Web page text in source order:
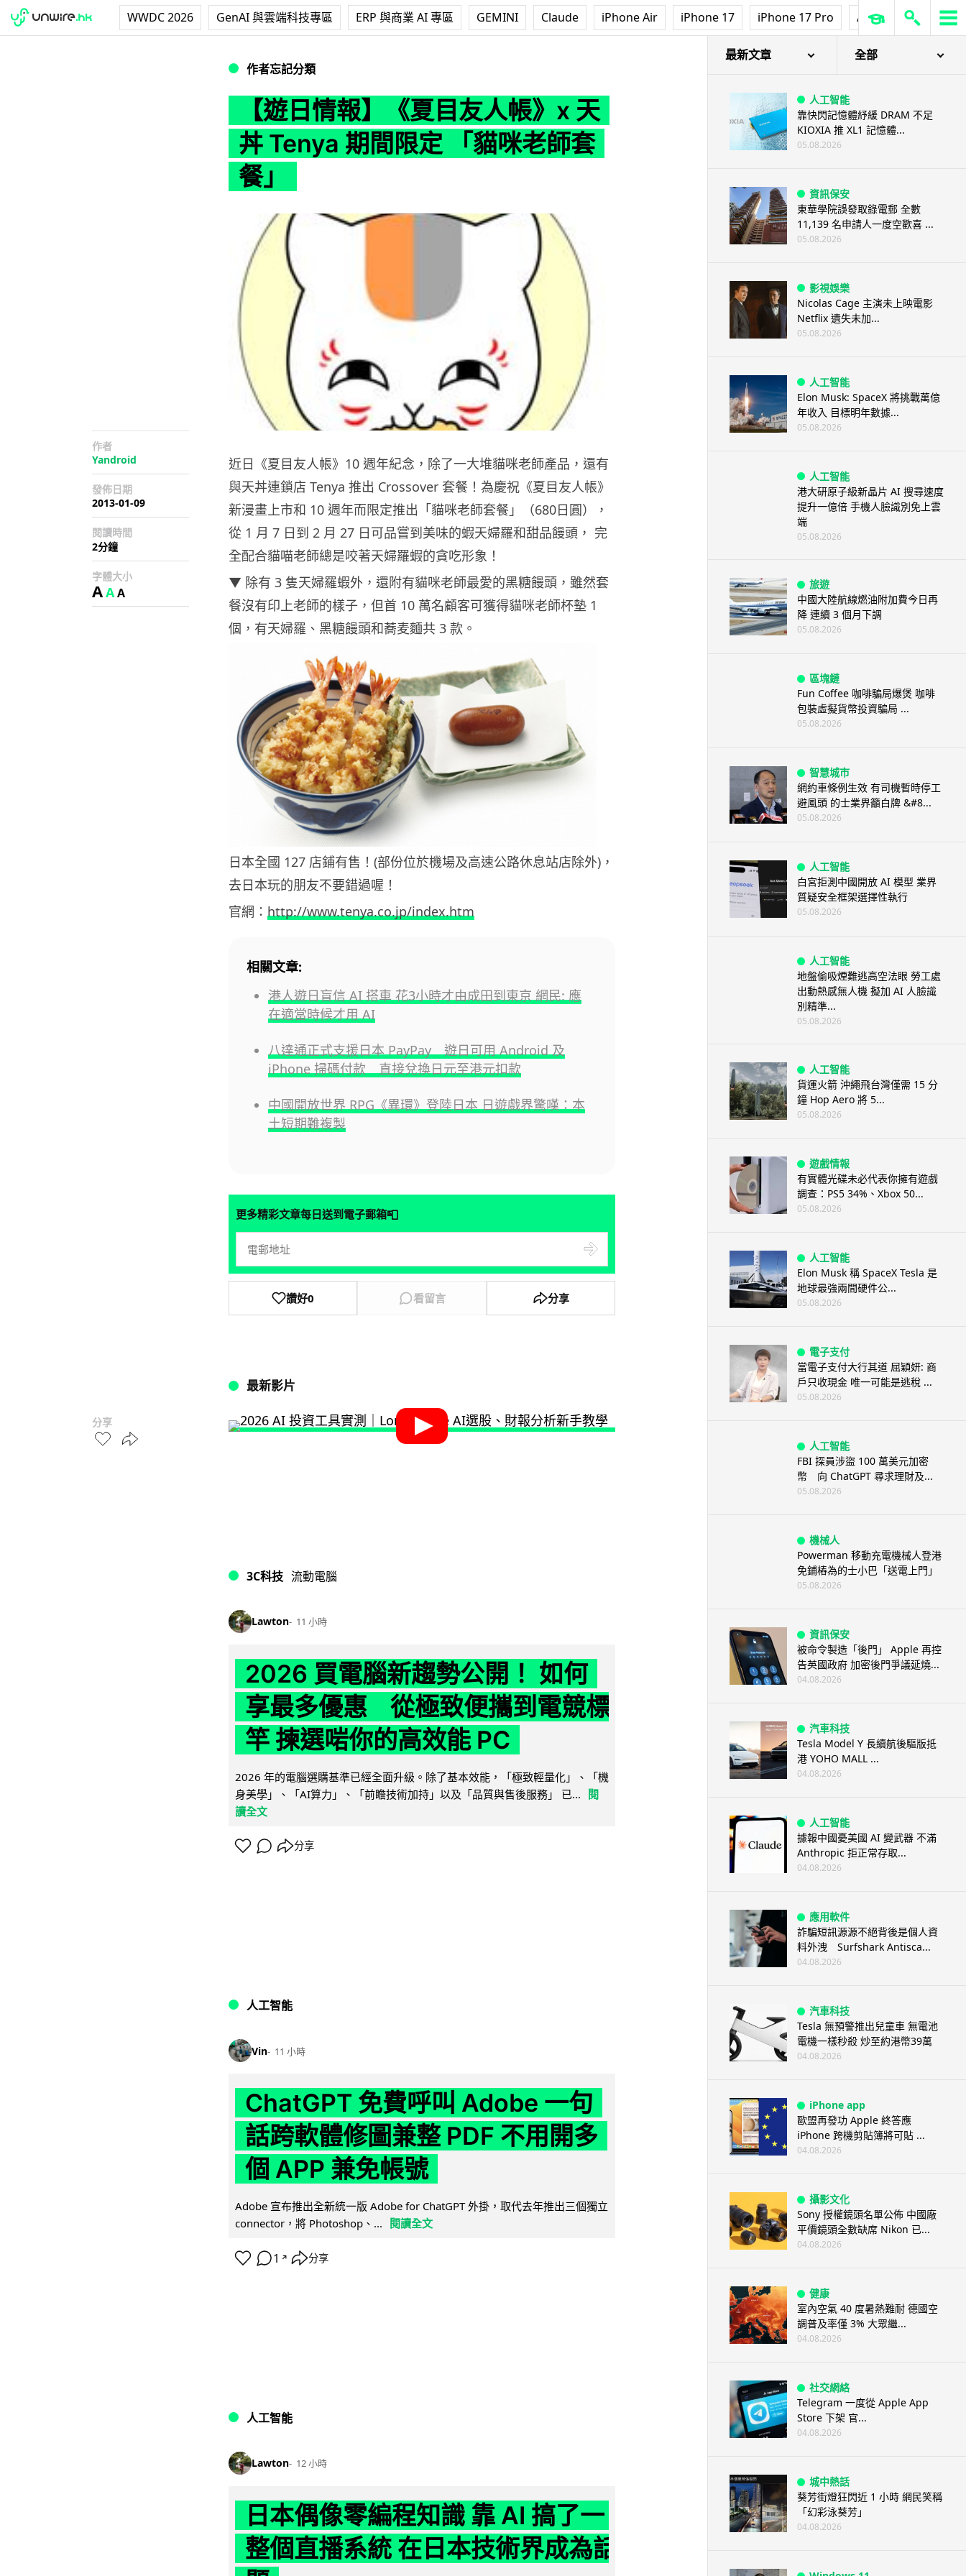
WWDC 2026 GenAI 與雲端科技專區 ERP 與商業 AI 專區 GEMINI Claude iPhone Air iPhone 17 iPhone 17 Pro AirPods Pro 3
作者忘記分類
【遊日情報】《夏目友人帳》x 天
丼 Tenya 期間限定 「貓咪老師套
餐」
作者
Yandroid
發佈日期
2013-01-09
閱讀時間
2分鐘
字體大小
AAA
分享
近日《夏目友人帳》10 週年紀念，除了一大堆貓咪老師產品，還有
與天丼連鎖店 Tenya 推出 Crossover 套餐！為慶祝《夏目友人帳》
新漫畫上市和 10 週年而限定推出「貓咪老師套餐」（680日圓），
從 1 月 7 日到 2 月 27 日可品嘗到美味的蝦天婦羅和甜品饅頭， 完
全配合貓喵老師總是咬著天婦羅蝦的貪吃形象！
▼ 除有 3 隻天婦羅蝦外，還附有貓咪老師最愛的黑糖饅頭，雖然套
餐沒有印上老師的樣子，但首 10 萬名顧客可獲得貓咪老師杯墊 1
個，有天婦羅、黑糖饅頭和蕎麦麵共 3 款。
日本全國 127 店鋪有售！(部份位於機場及高速公路休息站店除外)，
去日本玩的朋友不要錯過喔！
官網： http://www.tenya.co.jp/index.htm
相關文章:
港人遊日盲信 AI 搭車 花3小時才由成田到東京 網民: 應
在適當時候才用 AI
八達通正式支援日本 PayPay 遊日可用 Android 及
iPhone 掃碼付款 直接兌換日元至港元扣款
中國開放世界 RPG《異環》登陸日本 日遊戲界驚嘆：本
土短期難複製
更多精彩文章每日送到電子郵箱📮
讚好0 看留言 分享
最新影片
3C科技 流動電腦
Lawton 11 小時
2026 買電腦新趨勢公開！ 如何
享最多優惠 從極致便攜到電競標
竿 揀選啱你的高效能 PC
2026 年的電腦選購基準已經全面升級。除了基本效能，「極致輕量化」、「機
身美學」、「AI算力」、「前瞻技術加持」以及「品質與售後服務」 已... 閱
讀全文
分享
人工智能
Vin 11 小時
ChatGPT 免費呼叫 Adobe 一句
話跨軟體修圖兼整 PDF 不用開多
個 APP 兼免帳號
Adobe 宣布推出全新統一版 Adobe for ChatGPT 外掛，取代去年推出三個獨立
connector，將 Photoshop、...
閱讀全文
1 ↗ 分享
人工智能
Lawton 12 小時
日本偶像零編程知識 靠 AI 搞了一
整個直播系統 在日本技術界成為話
最新文章 全部
人工智能
靠快閃記憶體紓緩 DRAM 不足
KIOXIA 推 XL1 記憶體...
05.08.2026
資訊保安
東華學院誤發取錄電郵 全數
11,139 名申請人一度空歡喜 ...
05.08.2026
影視娛樂
Nicolas Cage 主演未上映電影
Netflix 遺失未加...
05.08.2026
人工智能
Elon Musk: SpaceX 將挑戰萬億
年收入 目標明年數據...
05.08.2026
人工智能
港大研原子級新晶片 AI 搜尋速度
提升一億倍 手機人臉識別免上雲
端
05.08.2026
旅遊
中國大陸航線燃油附加費今日再
降 連續 3 個月下調
05.08.2026
區塊鏈
Fun Coffee 咖啡騙局爆煲 咖啡
包裝虛擬貨幣投資騙局 ...
05.08.2026
智慧城市
網約車條例生效 有司機暫時停工
避風頭 的士業界籲白牌 &#8...
05.08.2026
人工智能
白宮拒測中國開放 AI 模型 業界
質疑安全框架選擇性執行
05.08.2026
人工智能
地盤偷吸煙難逃高空法眼 勞工處
出動熱感無人機 擬加 AI 人臉識
別精準...
05.08.2026
人工智能
貨運火箭 沖繩飛台灣僅需 15 分
鐘 Hop Aero 將 5...
05.08.2026
遊戲情報
有實體光碟未必代表你擁有遊戲
調查：PS5 34%、Xbox 50...
05.08.2026
人工智能
Elon Musk 稱 SpaceX Tesla 是
地球最強兩間硬件公...
05.08.2026
電子支付
當電子支付大行其道 屈穎妍: 商
戶只收現金 唯一可能是逃稅 ...
05.08.2026
人工智能
FBI 探員涉盜 100 萬美元加密
幣 向 ChatGPT 尋求理財及...
05.08.2026
機械人
Powerman 移動充電機械人登港
免鋪樁為的士小巴「送電上門」
05.08.2026
資訊保安
被命令製造「後門」 Apple 再控
告英國政府 加密後門爭議延燒...
04.08.2026
汽車科技
Tesla Model Y 長續航後驅版抵
港 YOHO MALL ...
04.08.2026
人工智能
據報中國憂美國 AI 變武器 不滿
Anthropic 拒正常存取...
04.08.2026
應用軟件
詐騙短訊源源不絕背後是個人資
料外洩 Surfshark Antisca...
04.08.2026
汽車科技
Tesla 無預警推出兒童車 無電池
電機一樣秒殺 炒至約港幣39萬
04.08.2026
iPhone app
歐盟再發功 Apple 終答應
iPhone 跨機剪貼簿將可貼 ...
04.08.2026
攝影文化
Sony 授權鏡頭名單公佈 中國廠
平價鏡頭全數缺席 Nikon 已...
04.08.2026
健康
室內空氣 40 度暑熱難耐 德國空
調普及率僅 3% 大眾繼...
04.08.2026
社交網絡
Telegram 一度從 Apple App
Store 下架 官...
04.08.2026
城中熱話
葵芳街燈狂閃近 1 小時 網民笑稱
「幻彩泳葵芳」
04.08.2026